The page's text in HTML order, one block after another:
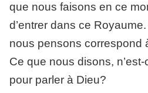
que nous faisons en ce
d’entrer dans ce
nous pensons correspond
Ce que nous disons,
pour parler à Dieu?